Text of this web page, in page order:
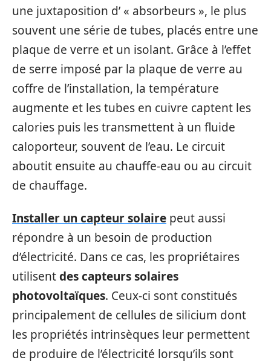
une juxtaposition d’ « absorbeurs », le plus
souvent une série de tubes, placés entre une
plaque de verre et un isolant. Grâce à l’effet
de serre imposé par la plaque de verre au
coffre de l’installation, la température
augmente et les tubes en cuivre captent les
calories puis les transmettent à un fluide
caloporteur, souvent de l’eau. Le circuit
aboutit ensuite au chauffe-eau ou au circuit
de chauffage.
Installer un capteur solaire peut aussi
répondre à un besoin de production
d’électricité. Dans ce cas, les propriétaires
utilisentdes capteurs solaires
photovoltaïques. Ceux-ci sont constitués
principalement de cellules de silicium dont
les propriétés intrinsèques leur permettent
de produire de l’électricité lorsqu’ils sont